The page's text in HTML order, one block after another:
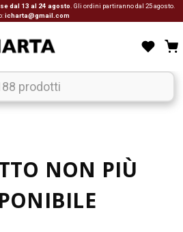
dal 13 al 24 agosto . Gli ordini partiranno dal 25 agosto.
icharta@gmail.com
NON PIÙ